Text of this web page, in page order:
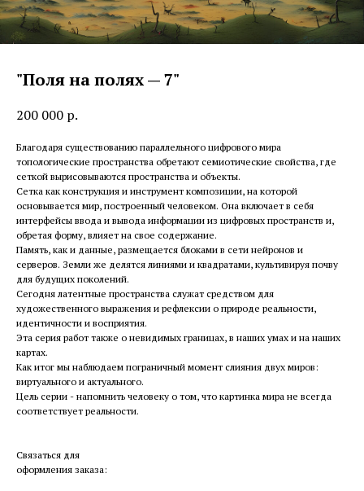
"Поля на полях — 7"
200 000 р.
Благодаря существованию параллельного цифрового мира
топологические пространства обретают семиотические свойства, где
сеткой вырисовываются пространства и объекты.
Сетка как конструкция и инструмент композиции, на которой
основывается мир, построенный человеком. Она включает в себя
интерфейсы ввода и вывода информации из цифровых пространств и,
обретая форму, влияет на свое содержание.
Память, как и данные, размещается блоками в сети нейронов и
серверов. Земли же делятся линиями и квадратами, культивируя почву
для будущих поколений.
Сегодня латентные пространства служат средством для
художественного выражения и рефлексии о природе реальности,
идентичности и восприятия.
Эта серия работ также о невидимых границах, в наших умах и на наших
картах.
Как итог мы наблюдаем пограничный момент слияния двух миров:
виртуального и актуального.
Цель серии - напомнить человеку о том, что картинка мира не всегда
соответствует реальности.
Связаться для
оформления заказа: